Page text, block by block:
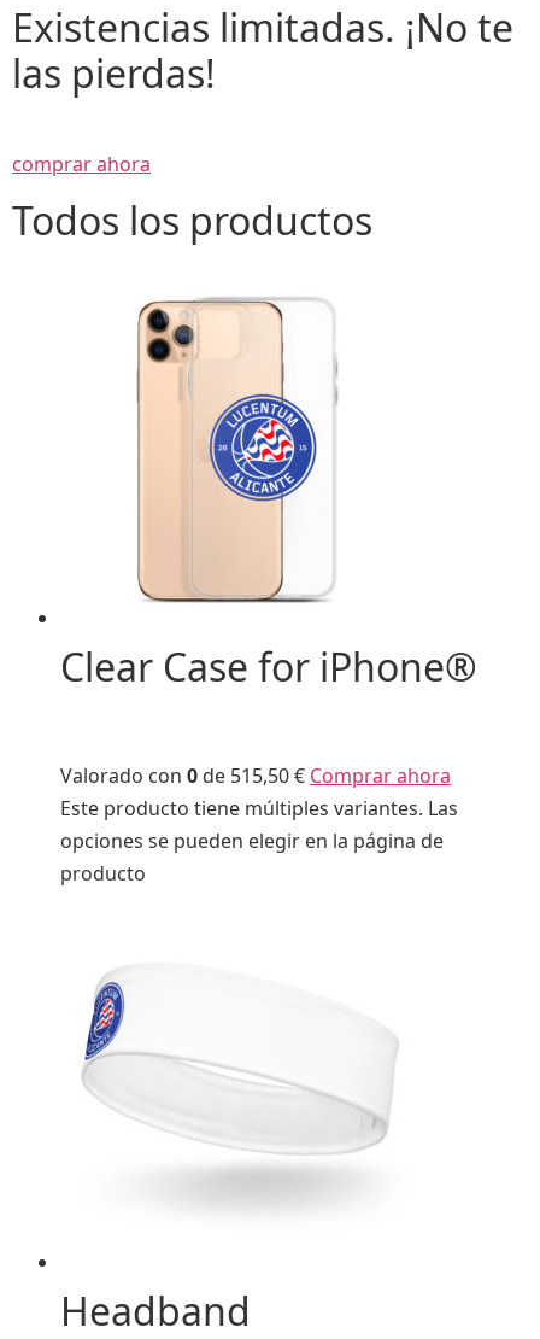
Existencias limitadas. ¡No te
las pierdas!
comprar ahora
Todos los productos
Clear Case for iPhone®
Valorado con 0 de 515,50 € Comprar ahora
Este producto tiene múltiples variantes. Las
opciones se pueden elegir en la página de
producto
Headband